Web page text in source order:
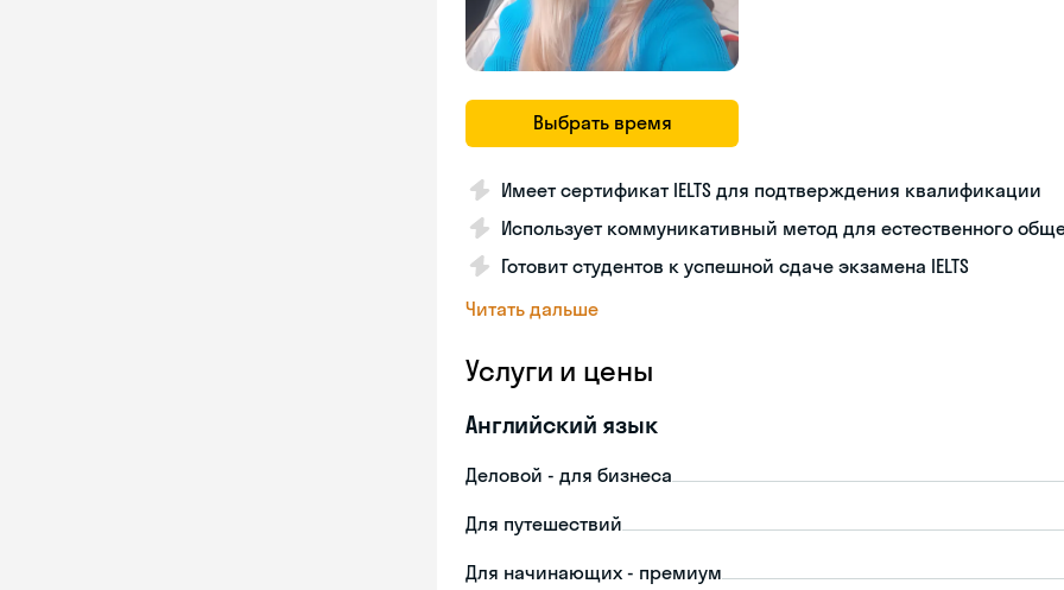
Выбрать время
Имеет сертификат IELTS для подтверждения квалификации
Использует коммуникативный метод для естественного
Готовит студентов к успешной сдаче экзамена IELTS
Читать дальше
Услуги и цены
Английский язык
Деловой - для бизнеса
Для путешествий
Для начинающих - премиум